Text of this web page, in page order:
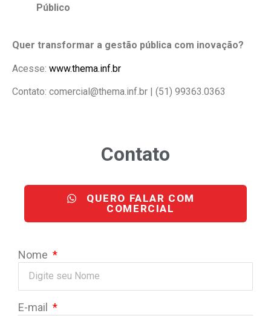
Público
Quer transformar a gestão pública com inovação?
Acesse: www.thema.inf.br
Contato: comercial@thema.inf.br | (51) 99363.0363
Contato
QUERO FALAR COM
COMERCIAL
Nome
E-mail